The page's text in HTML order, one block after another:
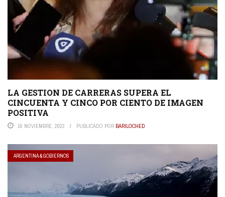
LA GESTION DE CARRERAS SUPERA EL
CINCUENTA Y CINCO POR CIENTO DE IMAGEN
POSITIVA
16 NOVIEMBRE, 2022 PUBLICADO POR BARILOCHED
ARGENTINA & GOBIERNOS